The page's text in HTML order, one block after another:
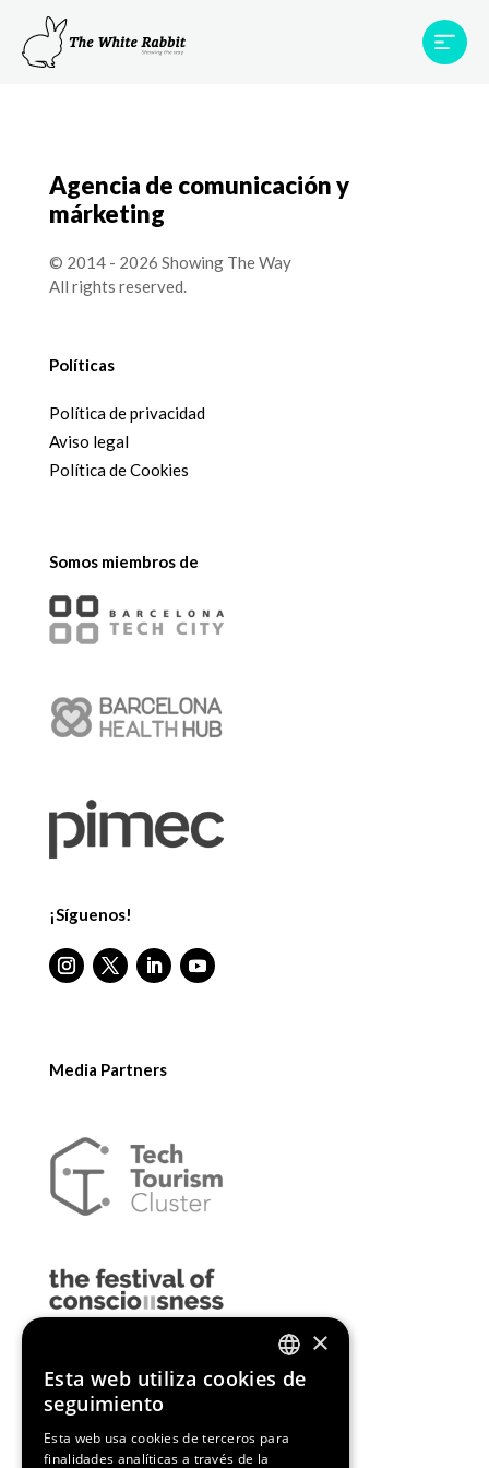
Proyectos
Testimonios
Agencia de comunicación y
márketing
© 2014 - 2026 Showing The Way
All rights reserved.
Políticas
Política de privacidad
Aviso legal
Política de Cookies
Somos miembros de
¡Síguenos!
Media Partners
ENGLISH
×
Esta web utiliza cookies de
seguimiento
Esta web usa cookies de terceros para
finalidades analíticas a través de la